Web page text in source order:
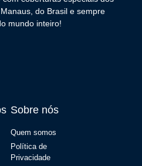
do Brasil e sempre
mundo inteiro!
Sobre nós
Quem somos
Política de
Privacidade